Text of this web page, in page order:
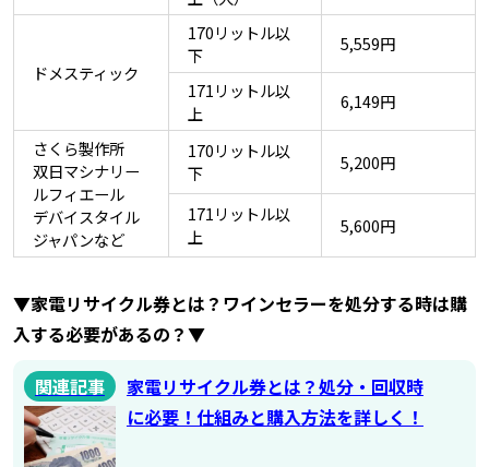
ドメスティック
170リットル以
下
5,559円
171リットル以
上
6,149円
さくら製作所
双日マシナリー
ルフィエール
デバイスタイル
ジャパンなど
170リットル以
下
5,200円
171リットル以
上
5,600円
▼家電リサイクル券とは？ワインセラーを処分する時は購
入する必要があるの？▼
関連記事
家電リサイクル券とは？処分・回収時
に必要！仕組みと購入方法を詳しく！